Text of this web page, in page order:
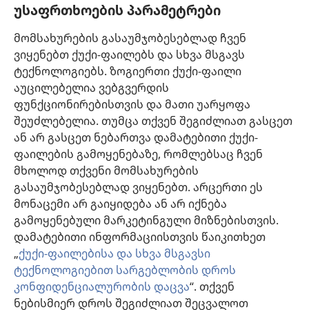
უსაფრთხოების პარამეტრები
მომსახურების გასაუმჯობესებლად ჩვენ
ვიყენებთ ქუქი-ფაილებს და სხვა მსგავს
ტექნოლოგიებს. ზოგიერთი ქუქი-ფაილი
აუცილებელია ვებგვერდის
ფუნქციონირებისთვის და მათი უარყოფა
შეუძლებელია. თუმცა თქვენ შეგიძლიათ გასცეთ
ან არ გასცეთ ნებართვა დამატებითი ქუქი-
ფაილების გამოყენებაზე, რომლებსაც ჩვენ
მხოლოდ თქვენი მომსახურების
გასაუმჯობესებლად ვიყენებთ. არცერთი ეს
მონაცემი არ გაიყიდება ან არ იქნება
გამოყენებული მარკეტინგული მიზნებისთვის.
დამატებითი ინფორმაციისთვის წაიკითხეთ
„ქუქი-ფაილებისა და სხვა მსგავსი
ტექნოლოგიებით სარგებლობის დროს
კონფიდენციალურობის დაცვა“. თქვენ
ნებისმიერ დროს შეგიძლიათ შეცვალოთ
რომელიც შესაძლოა ყურადსაღები იყოს. თითოეული მედიკოსი
ვალდებულია, ინფორმირებული იყოს მედიცინაში არსებული
მიღწევების თაობაზე, რათა მკურნალობის ის მეთოდი შესთავაზოს
პაციენტს, რომელიც მისი ჯანმრთელობის მდგომარეობას საუკეთესოდ
შეესაბამება და არ ეწინააღმდეგება პაციენტის სურვილს,
ფასეულობებსა და მრწამსს. აქ მოცემული მკურნალობის მეთოდები
გამოიყენება ინდივიდუალურად, პაციენტის საჭიროებების
გათვალისწინებით.
პაციენტებისთვის: ყოველთვის მიმართეთ თქვენს ექიმს ან სხვა
მაღალკვალიფიციურ სამედიცინო პერსონალს, როდესაც
ჯანმრთელობის პრობლემები გექმნებათ ან საჭიროებთ მკურნალობას.
მიმართეთ ექიმს, თუ ფიქრობთ, რომ რაღაც გაწუხებთ.
ვებგვერდით სარგებლობა შესაძლებელიადადგენილი წესების
ფარგლებში.
დიზაინის კონფიგურაცია
Copyright© 2026 Watch Tower Bible and Tract Society of Pennsylvania.